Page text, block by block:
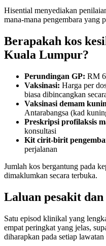
Hisential menyediakan
mana-mana pengembara yang
Berapakah kos
Kuala Lumpur?
Perundingan GP: RM
Vaksinasi: Harga per
biasa dibincangkan
Vaksinasi demam
Antarabangsa (kad
Preskripsi profilaksis
konsultasi
Kit cirit-birit
perjalanan
Jumlah kos bergantung pada
dimaklumkan secara terbuka.
Laluan pesakit dan
Satu episod klinikal yang
empat peringkat yang jelas,
diharapkan pada setiap